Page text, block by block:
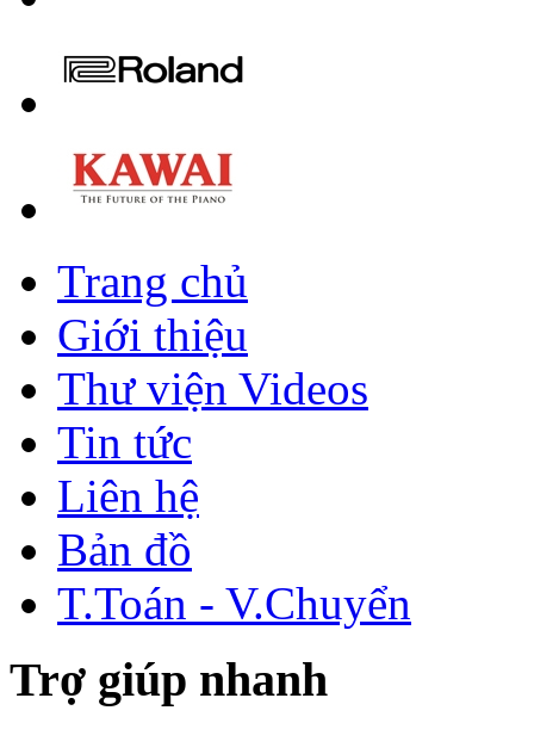
Trang chủ
Giới thiệu
Thư viện Videos
Tin tức
Liên hệ
Bản đồ
T.Toán - V.Chuyển
Trợ giúp nhanh